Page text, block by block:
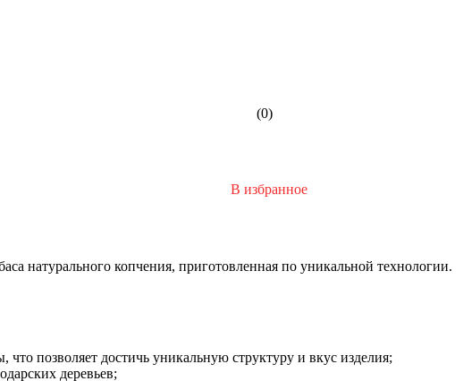
(0)
В избранное
натурального копчения, приготовленная по уникальной технологии.
позволяет достичь уникальную структуру и вкус изделия;
деревьев;